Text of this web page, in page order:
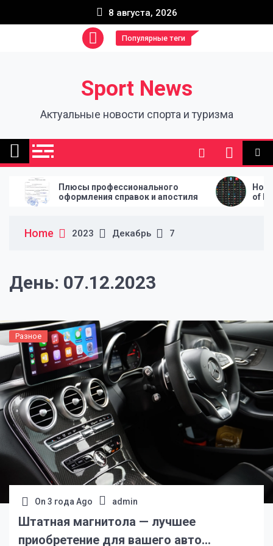
8 августа, 2026
Популярные теги
Sport News
Актуальные новости спорта и туризма
Плюсы профессионального
оформления справок и апостиля
How
of Every
Home 2023 Декабрь 7
День: 07.12.2023
Разное
On 3 года Ago admin
Штатная магнитола — лучшее
приобретение для вашего авто